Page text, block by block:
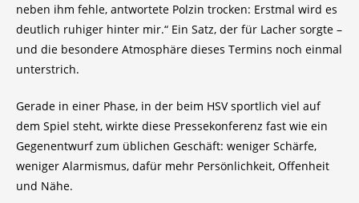
neben ihm fehle, antwortete Polzin trocken: Erstmal wird es
deutlich ruhiger hinter mir.“ Ein Satz, der für Lacher sorgte –
und die besondere Atmosphäre dieses Termins noch einmal
unterstrich.
Gerade in einer Phase, in der beim HSV sportlich viel auf
dem Spiel steht, wirkte diese Pressekonferenz fast wie ein
Gegenentwurf zum üblichen Geschäft: weniger Schärfe,
weniger Alarmismus, dafür mehr Persönlichkeit, Offenheit
und Nähe.